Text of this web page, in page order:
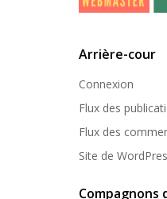
Arrière-cour
Connexion
Flux des
Flux des
Site de
Compagnons